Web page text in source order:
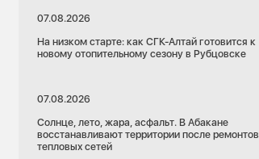
07.08.2026
На низком старте: как СГК-Алтай готовится к
новому отопительному сезону в Рубцовске
07.08.2026
Солнце, лето, жара, асфальт. В Абакане
восстанавливают территории после ремонтов
тепловых сетей